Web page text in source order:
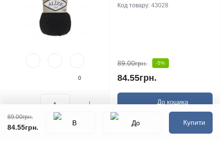
89.00грн.
84.55грн.
Купити
0
Код товару: 43028
89.00грн. -5%
84.55грн.
До кошика
360 Пряжа Sal Sim 100гр -